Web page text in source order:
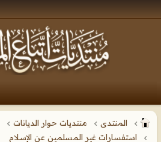
المنتدى منتديات حوار الديانات
استفسارات غير المسلمين عن الإسلام